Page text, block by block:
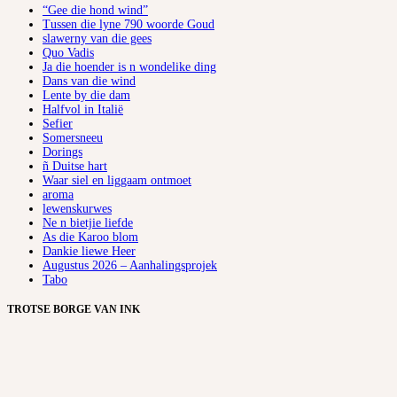
“Gee die hond wind”
Tussen die lyne 790 woorde Goud
slawerny van die gees
Quo Vadis
Ja die hoender is n wondelike ding
Dans van die wind
Lente by die dam
Halfvol in Italië
Sefier
Somersneeu
Dorings
ñ Duitse hart
Waar siel en liggaam ontmoet
aroma
lewenskurwes
Ne n bietjie liefde
As die Karoo blom
Dankie liewe Heer
Augustus 2026 – Aanhalingsprojek
Tabo
TROTSE BORGE VAN INK